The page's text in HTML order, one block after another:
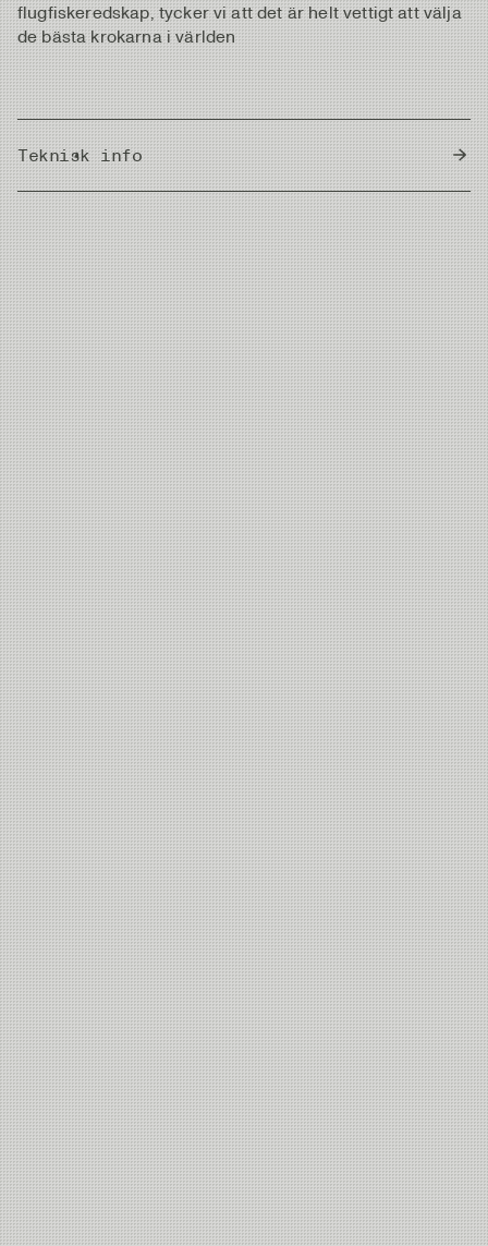
flugfiskeredskap, tycker vi att det är helt vettigt att välja
de bästa krokarna i världen
Teknisk info
Country of Origin Japan